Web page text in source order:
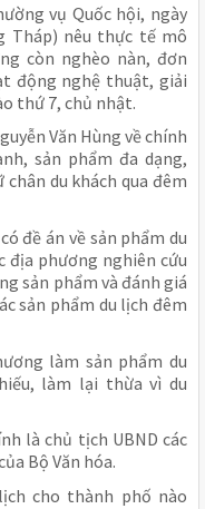
vụ Quốc hội, ngày
Tháp) nêu thực tế mô
còn nghèo nàn, đơn
động nghệ thuật, giải
thứ 7, chủ nhật.
Văn Hùng về chính
sản phẩm đa dạng,
du khách qua đêm
đề án về sản phẩm du
địa phương nghiên cứu
sản phẩm và đánh giá
sản phẩm du lịch đêm
làm sản phẩm du
làm lại thừa vì du
là chủ tịch UBND các
Bộ Văn hóa.
cho thành phố nào